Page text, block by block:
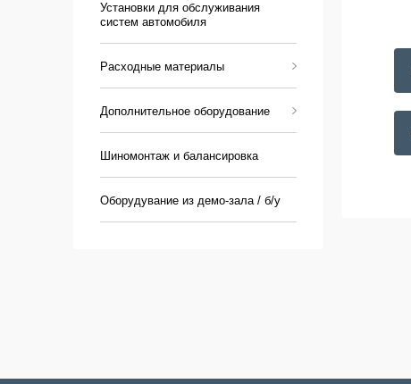
Установки для обслуживания
систем автомобиля
Расходные материалы
Дополнительное оборудование
Шиномонтаж и балансировка
Оборудувание из демо-зала / б/у